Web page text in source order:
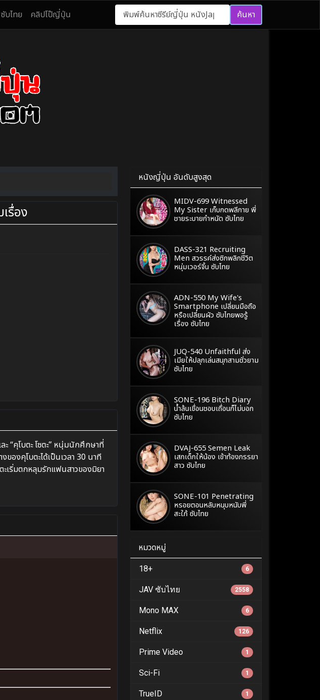
บไทย คลิปโป๊ญี่ปุ่น ค้นหา
รื่อง
“คุโบตะ โซตะ” หนุ่มนักศึกษาที่
องคุโบตะได้เป็นเวลา 30 นาที
ะเริ่มตกหลุมรักแฟนสาวของมิยา
หนังญี่ปุ่น อันดับสูงสุด
MIDV-699 Witnessed
My Sister เก็บกดพลีกาย พี่
ชายระบายกำหนัด ซับไทย
DASS-321 Recruiting
Men สวรรค์ส่งซิกพลิกชีวิต
หนุ่มเวอร์จิ้น ซับไทย
ADN-550 My Wife's
Smartphone เปลี่ยนมือถือ
หรือเปลี่ยนผัว ซับไทยพอรู้
เรื่อง ซับไทย
JUQ-540 Unfaithful ส่ง
เมียให้ปลุกเล่นสนุกสามชั่วยาม
ซับไทย
SONE-196 Bitch Diary
น้ำล้นเขื่อนชอบเถื่อนก็ไม่บอก
ซับไทย
DVAJ-655 Semen Leak
เสกเด็กให้น้อง เข้าท้องภรรยา
สาว ซับไทย
SONE-101 Penetrating
หรอยตอนหลับหนุบหนับพี่
สะใภ้ ซับไทย
หมวดหมู่
18+ 6
JAV ซับไทย 2558
Mono MAX 6
Netflix 126
Prime Video 1
Sci-Fi 1
TrueID 1